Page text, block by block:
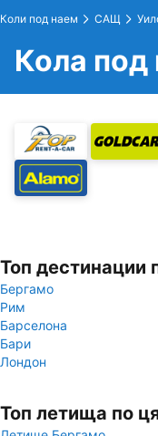
Коли под наем САЩ
Кола под
Топ дестинации
Бергамо
Рим
Барселона
Бари
Лондон
Топ летища по